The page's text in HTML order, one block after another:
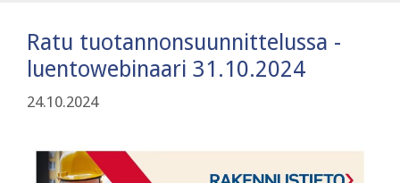
Ratu tuotannonsuunnittelussa -
luentowebinaari 31.10.2024
24.10.2024